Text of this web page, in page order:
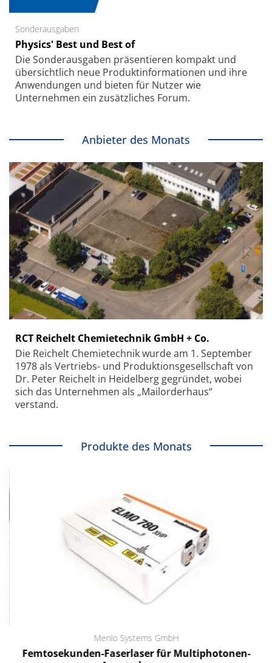
Sonderausgaben
Physics' Best und Best of
Die Sonder­ausgaben präsentieren kompakt und
übersichtlich neue Produkt­informationen und ihre
Anwendungen und bieten für Nutzer wie
Unternehmen ein zusätzliches Forum.
Anbieter des Monats
RCT Reichelt Chemietechnik GmbH + Co.
Die Reichelt Chemietechnik wurde am 1. September
1978 als Vertriebs- und Produktionsgesellschaft von
Dr. Peter Reichelt in Heidelberg gegründet, wobei
sich das Unternehmen als „Mailorderhaus“
verstand.
Produkte des Monats
Menlo Systems GmbH
Femtosekunden-Faserlaser für Multiphotonen-